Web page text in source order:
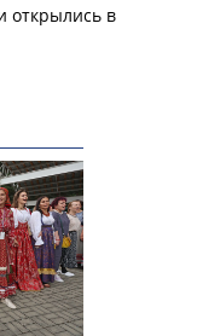
открылись в